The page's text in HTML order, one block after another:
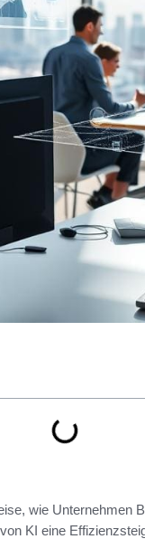
wie Unternehmen
KI eine